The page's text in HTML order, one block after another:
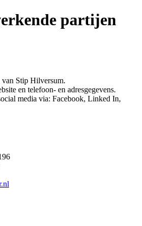
partijen
van Stip Hilversum.
en telefoon- en adresgegevens.
media via: Facebook, Linked In,